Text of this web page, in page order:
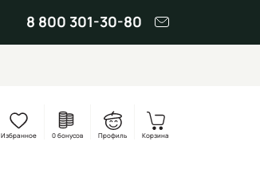
8 800 301-30-80
Избранное 0 бонусов Профиль Корзина